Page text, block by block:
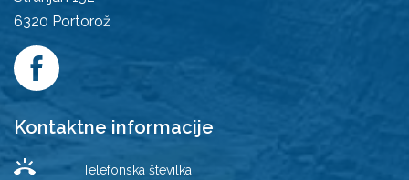
6320 Portorož
Kontaktne informacije
Telefonska številka